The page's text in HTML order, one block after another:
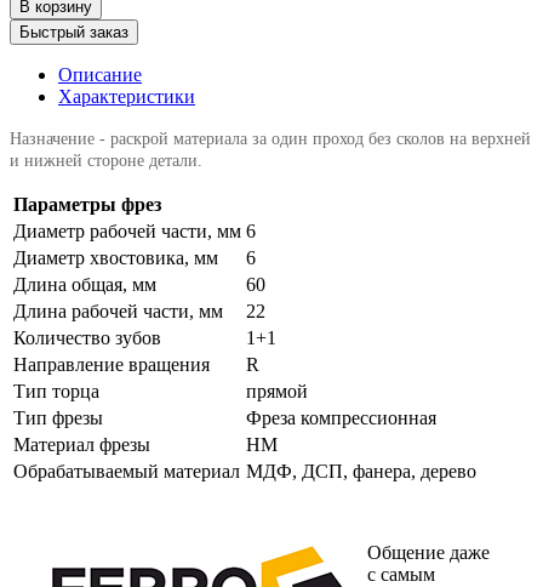
В корзину
Быстрый заказ
Описание
Характеристики
Назначение - раскрой материала за один проход без сколов на верхней
и нижней стороне детали.
Параметры фрез
Диаметр рабочей части, мм 6
Диаметр хвостовика, мм
6
Длина общая, мм
60
Длина рабочей части, мм
22
Количество зубов
1+1
Направление вращения
R
Тип торца
прямой
Тип фрезы
Фреза компрессионная
Материал фрезы
HM
Обрабатываемый материал МДФ, ДСП, фанера, дерево
Общение даже
с самым